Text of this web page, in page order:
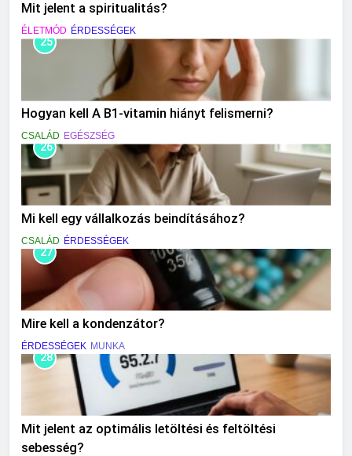
Mit jelent a spiritualitás?
ÉLETMÓD ÉRDESSÉGEK
25
Hogyan kell A B1-vitamin hiányt felismerni?
CSALÁD EGÉSZSÉG
26
Mi kell egy vállalkozás beindításához?
CSALÁD ÉRDESSÉGEK
27
Mire kell a kondenzátor?
ÉRDESSÉGEK MUNKA
28
Mit jelent az optimális letöltési és feltöltési
sebesség?